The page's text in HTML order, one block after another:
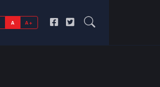
A A+